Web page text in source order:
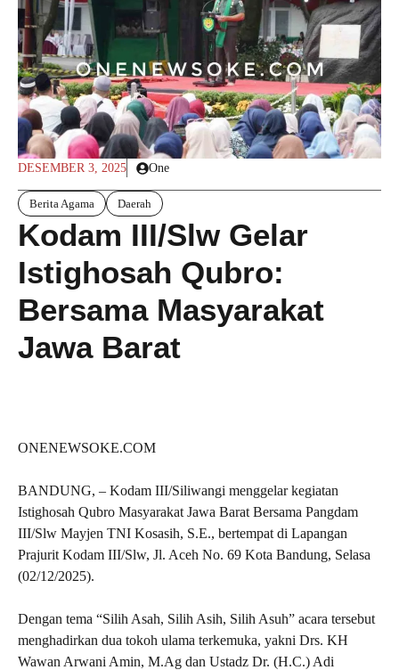
DESEMBER 3, 2025 One
Berita Agama Daerah
Kodam III/Slw Gelar
Istighosah Qubro:
Bersama Masyarakat
Jawa Barat
ONENEWSOKE.COM
BANDUNG, – Kodam III/Siliwangi menggelar kegiatan
Istighosah Qubro Masyarakat Jawa Barat Bersama Pangdam
III/Slw Mayjen TNI Kosasih, S.E., bertempat di Lapangan
Prajurit Kodam III/Slw, Jl. Aceh No. 69 Kota Bandung, Selasa
(02/12/2025).
Dengan tema “Silih Asah, Silih Asih, Silih Asuh” acara tersebut
menghadirkan dua tokoh ulama terkemuka, yakni Drs. KH
Wawan Arwani Amin, M.Ag dan Ustadz Dr. (H.C.) Adi